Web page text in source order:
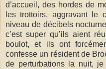
d’accueil, des hordes de
les trottoirs, aggravant le
niveau de décibels
c’est super qu’ils aient
boulot, et ils ont
confesse un résident de
de perturbations la nuit,